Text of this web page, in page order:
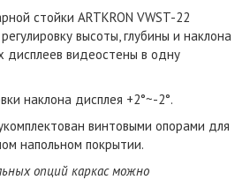
стойки ARTKRON VWST-22
высоты, глубины и наклона
дисплеев видеостены в одну
наклона дисплея +2°~-2°.
винтовыми опорами для
напольном покрытии.
опций каркас можно